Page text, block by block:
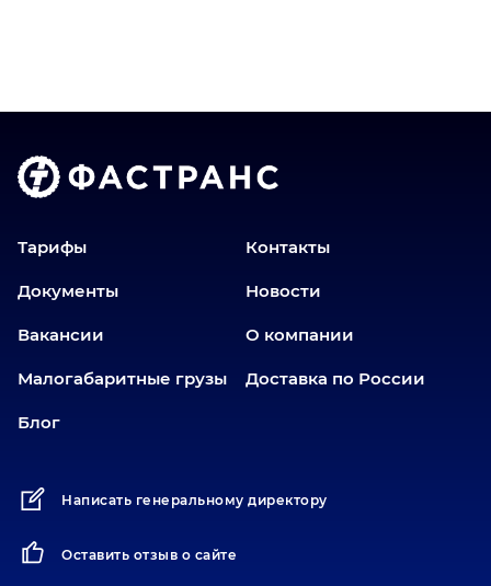
Волгоград
Донецк
Еманжелинск
Заводоуковск
Златоуст
Иваново
Казань
Калининград
Карабаш
Тарифы Контакты
Документы Новости
Вакансии О компании
Малогабаритные грузы Доставка по России
Блог
Написать генеральному директору
Оставить отзыв о сайте